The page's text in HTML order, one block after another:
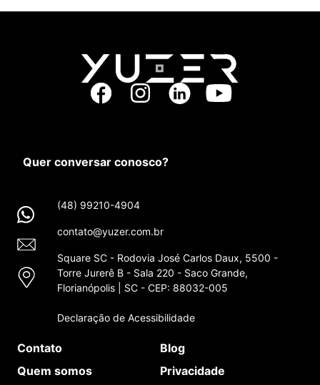
Quer conversar conosco?
(48) 99210-4904
contato@yuzer.com.br
Square SC - Rodovia José Carlos Daux, 5500 -
Torre Jurerê B - Sala 220 - Saco Grande,
Florianópolis | SC - CEP: 88032-005
Declaração de Acessibilidade
Contato
Blog
Quem somos
Privacidade